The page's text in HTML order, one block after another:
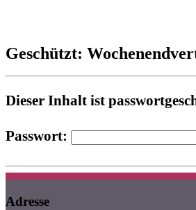
Geschützt:
Dieser Inhalt ist
Passwort:
Adresse